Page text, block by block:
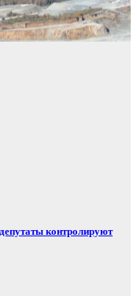
контролируют